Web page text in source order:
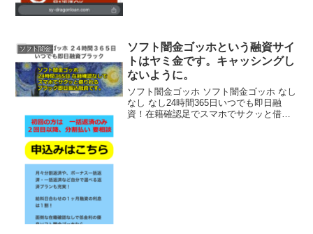
ソフト闇金
ソフト闇金ゴッホという融資サイ
トはヤミ金です。キャッシングし
ないように。
ソフト闇金ゴッホ ソフト闇金ゴッホ なし
なし なし24時間365日いつでも即日融
資！在籍確認足でスマホでサクッと借り